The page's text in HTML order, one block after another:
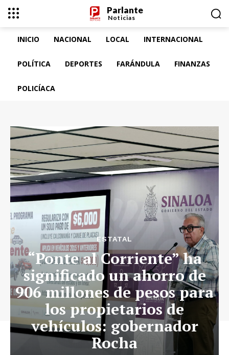
Parlante
Noticias
INICIO NACIONAL LOCAL INTERNACIONAL
POLÍTICA DEPORTES FARÁNDULA FINANZAS
POLICÍACA
ESTATAL
“Ponte al Corriente” ha
significado un ahorro de
906 millones de pesos para
los propietarios de
vehículos: gobernador
Rocha